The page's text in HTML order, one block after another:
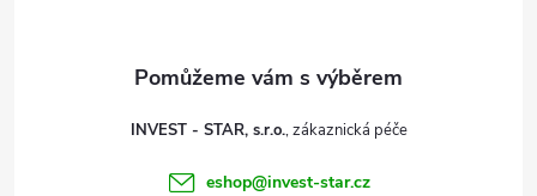
INVEST - STAR, s.r.o.
eshop@invest-star.cz